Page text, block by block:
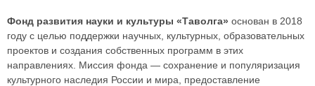
Фонд развития науки и культуры «Таволга» основан в 2018
году с целью поддержки научных, культурных, образовательных
проектов и создания собственных программ в этих
направлениях. Миссия фонда — сохранение и популяризация
культурного наследия России и мира, предоставление